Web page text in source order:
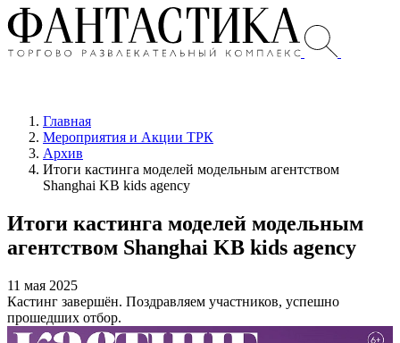
Главная
Мероприятия и Акции ТРК
Архив
Итоги кастинга моделей модельным агентством
Shanghai KB kids agency
Итоги кастинга моделей модельным
агентством Shanghai KB kids agency
11 мая 2025
Кастинг завершён. Поздравляем участников, успешно
прошедших отбор.